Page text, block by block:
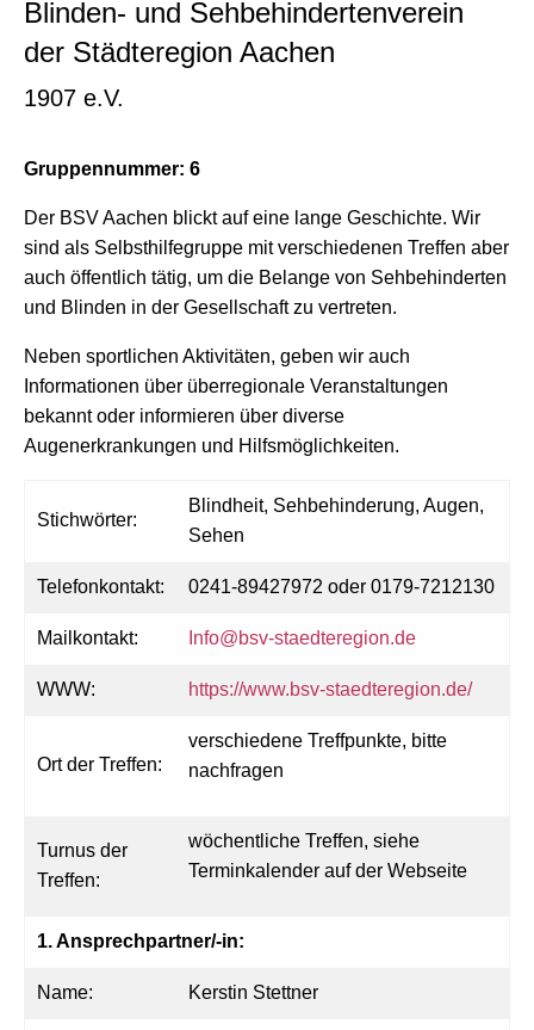
Blinden- und Sehbehindertenverein
der Städteregion Aachen
1907 e.V.
Gruppennummer: 6
Der BSV Aachen blickt auf eine lange Geschichte. Wir
sind als Selbsthilfegruppe mit verschiedenen Treffen aber
auch öffentlich tätig, um die Belange von Sehbehinderten
und Blinden in der Gesellschaft zu vertreten.
Neben sportlichen Aktivitäten, geben wir auch
Informationen über überregionale Veranstaltungen
bekannt oder informieren über diverse
Augenerkrankungen und Hilfsmöglichkeiten.
Stichwörter:
Blindheit, Sehbehinderung, Augen,
Sehen
Telefonkontakt: 0241-89427972 oder 0179-7212130
Mailkontakt: Info@bsv-staedteregion.de
WWW: https://www.bsv-staedteregion.de/
Ort der Treffen:
verschiedene Treffpunkte, bitte
nachfragen
Turnus der
Treffen:
wöchentliche Treffen, siehe
Terminkalender auf der Webseite
1. Ansprechpartner/-in:
Name: Kerstin Stettner